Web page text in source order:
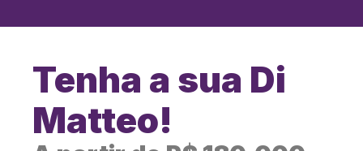
Tenha a sua Di
Matteo!